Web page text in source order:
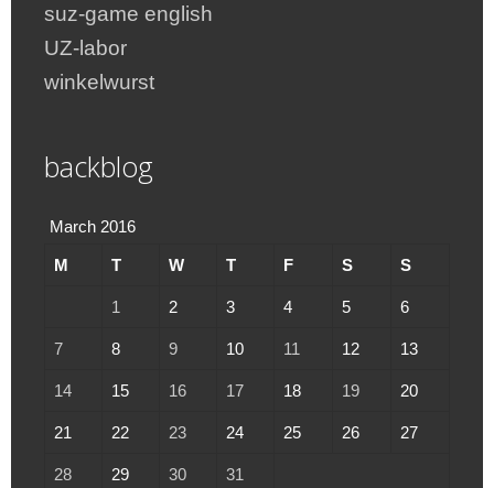
suz-game english
UZ-labor
winkelwurst
backblog
March 2016
M T W T F S S
1 2 3 4 5 6
7 8 9 10 11 12 13
14 15 16 17 18 19 20
21 22 23 24 25 26 27
28 29 30 31